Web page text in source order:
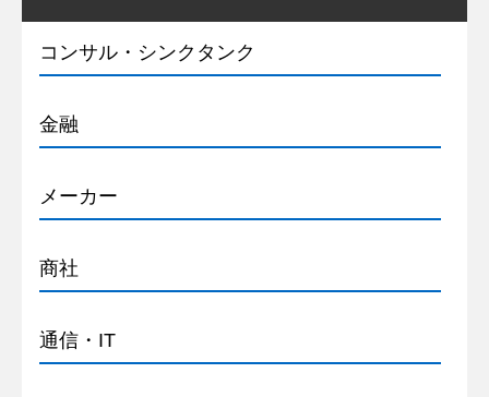
コンサル・シンクタンク
金融
メーカー
商社
通信・IT